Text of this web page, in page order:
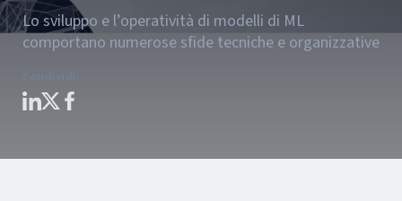
Lo sviluppo e l’operatività di modelli di ML
comportano numerose sfide tecniche e organizzative
Condividi: